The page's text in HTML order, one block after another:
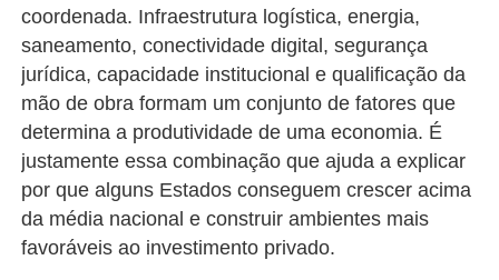
coordenada. Infraestrutura logística, energia,
saneamento, conectividade digital, segurança
jurídica, capacidade institucional e qualificação da
mão de obra formam um conjunto de fatores que
determina a produtividade de uma economia. É
justamente essa combinação que ajuda a explicar
por que alguns Estados conseguem crescer acima
da média nacional e construir ambientes mais
favoráveis ao investimento privado.